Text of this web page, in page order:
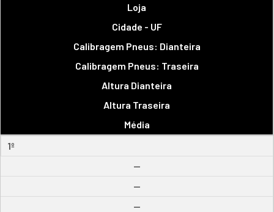
Loja
Cidade - UF
Calibragem Pneus: Dianteira
Calibragem Pneus: Traseira
Altura Dianteira
Altura Traseira
Média
1º
--
--
--